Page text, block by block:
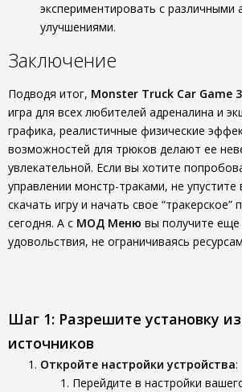
экспериментировать с
улучшениями.
Заключение
Подводя итог, Monster Truck Car Game
игра для всех любителей адреналина и
графика, реалистичные физические
возможностей для трюков делают ее
увлекательной. Если вы хотите
управлении монстр-траками, не
скачать игру и начать свое “тракерское”
сегодня. А с МОД Меню вы получите
удовольствия, не ограничиваясь
Шаг 1: Разрешите установку
источников
Откройте настройки устройства:
Перейдите в настройки